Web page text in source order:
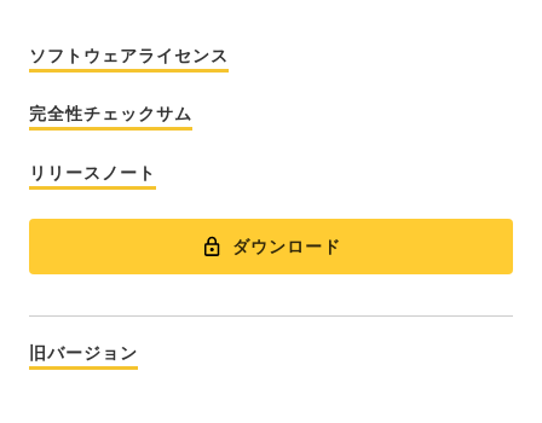
ソフトウェアライセンス
完全性チェックサム
リリースノート
ダウンロード
旧バージョン